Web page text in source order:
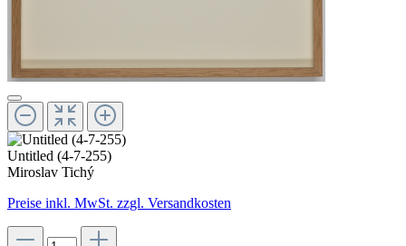
Untitled (4-7-255)
Miroslav Tichý
Preise inkl. MwSt. zzgl. Versandkosten